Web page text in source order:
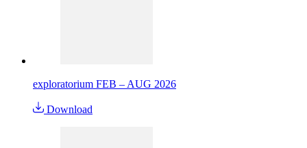
exploratorium FEB – AUG 2026
Download